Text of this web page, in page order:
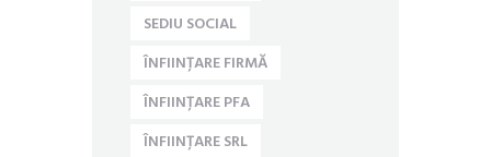
SEDIU SOCIAL
ÎNFIINȚARE FIRMĂ
ÎNFIINȚARE PFA
ÎNFIINȚARE SRL